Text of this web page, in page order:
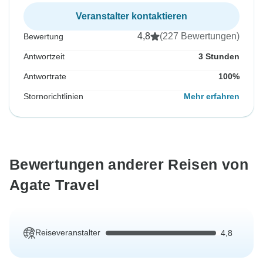
Veranstalter kontaktieren
Bewertung 4,8 (227 Bewertungen)
Antwortzeit 3 Stunden
Antwortrate 100%
Stornorichtlinien Mehr erfahren
Bewertungen anderer Reisen von
Agate Travel
Reiseveranstalter 4,8